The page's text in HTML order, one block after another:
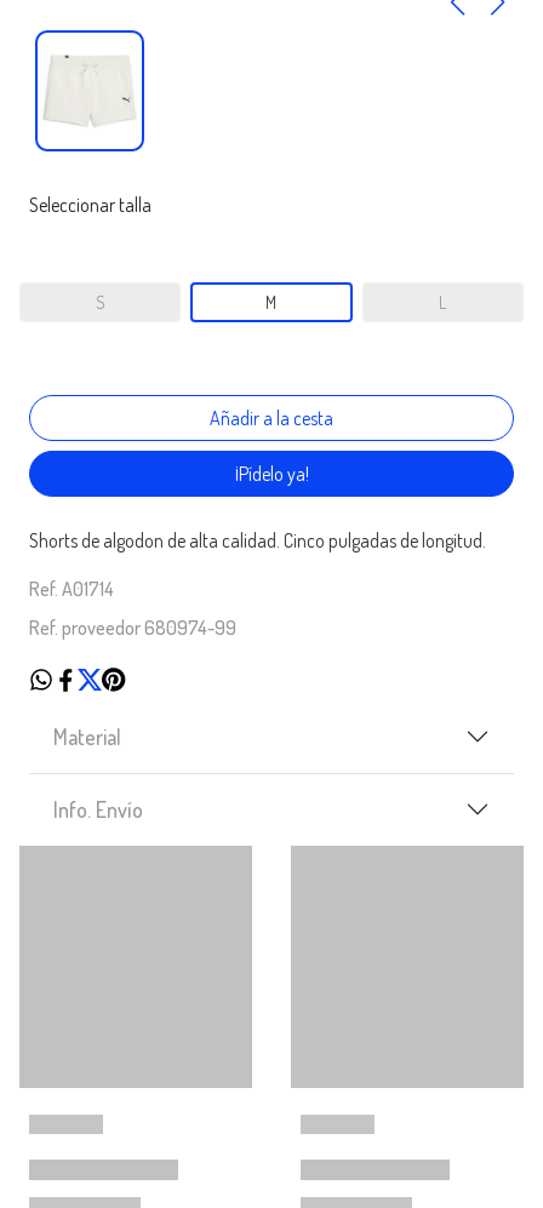
Seleccionar talla
S M L
¡Pídelo ya!
Shorts de algodon de alta calidad. Cinco pulgadas de longitud.
Ref. A01714
Ref. proveedor 680974-99
Material
Info. Envío